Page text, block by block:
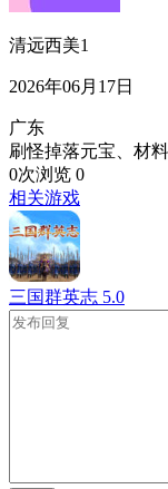
清远西美1
2026年06月17日
广东
刷怪掉落元宝、材
0次浏览 0
相关游戏
三国群英志 5.0